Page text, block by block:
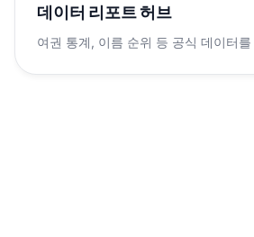
데이터 리포트 허브
여권 통계, 이름 순위 등 공식 데이터